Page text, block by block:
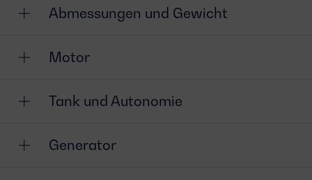
Abmessungen und Gewicht
Motor
Tank und Autonomie
Generator